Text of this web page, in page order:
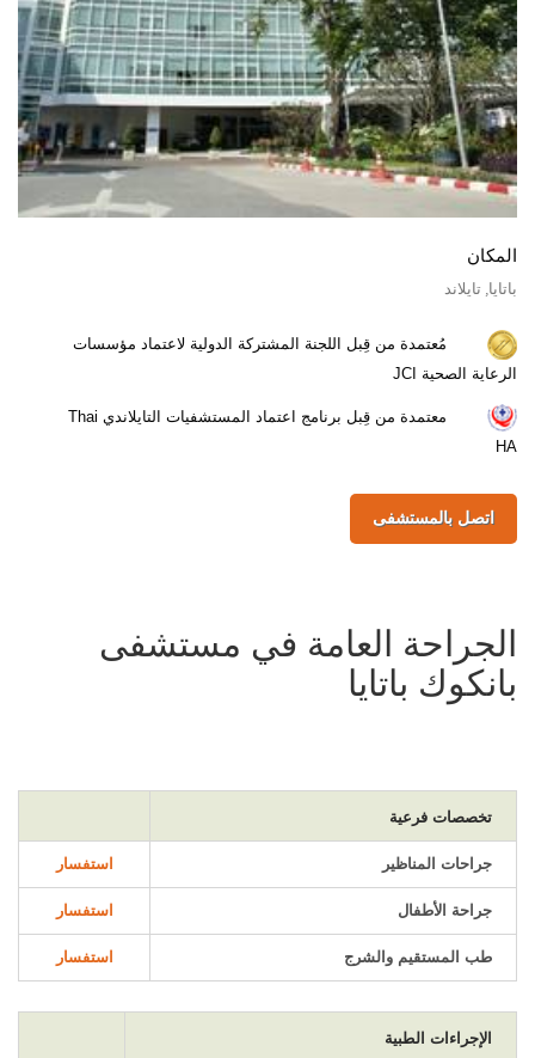
المكان
باتايا, تايلاند
مُعتمدة من قِبل اللجنة المشتركة الدولية لاعتماد مؤسسات
الرعاية الصحية JCI
معتمدة من قِبل برنامج اعتماد المستشفيات التايلاندي Thai
HA
اتصل بالمستشفى
الجراحة العامة في مستشفى
بانكوك باتايا
تخصصات فرعية
جراحات المناظير استفسار
جراحة الأطفال استفسار
طب المستقيم والشرج استفسار
الإجراءات الطبية